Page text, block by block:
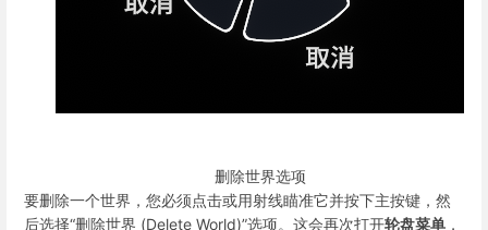
删除世界选项
要删除一个世界，您必须点击或用射线瞄准它并按下主按键，然
后选择“删除世界 (Delete World)”选项。这会再次打开轮盘菜单 ，